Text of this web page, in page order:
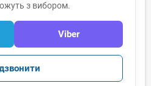
з вибором.
Viber